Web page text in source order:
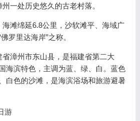
一处历史悠久的古老村落。
滩绵延6.8公里，沙软滩平、海域广
罗里达海岸”之称。
漳州市东山县，是福建省第二大
海滨特色，主调为蓝、绿、白。蓝色
白色的沙滩，是海滨浴场和旅游避暑
游